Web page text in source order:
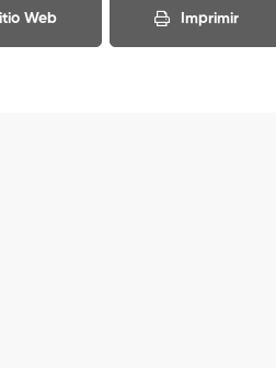
Web Imprimir